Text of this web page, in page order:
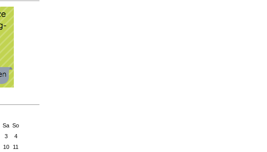
Sa So
3
4
10
11